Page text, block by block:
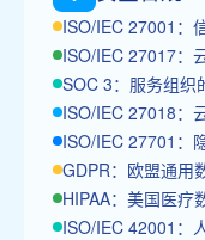
ISO/IEC 27001：
ISO/IEC 27017：
SOC 3：服务组织
ISO/IEC 27018：
ISO/IEC 27701：
GDPR：欧盟通用
HIPAA：美国医疗
ISO/IEC 42001：